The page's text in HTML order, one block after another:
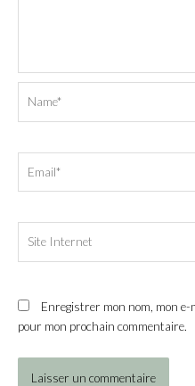
Internet
Enregistrer mon nom, mon
pour mon prochain commentaire.